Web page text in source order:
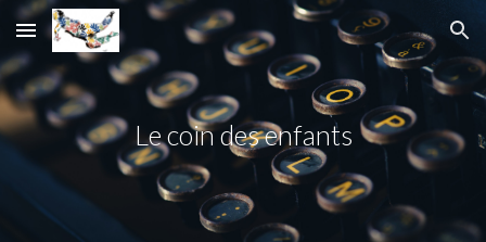
Skip to main content Skip to navigation
Le coin des enfants